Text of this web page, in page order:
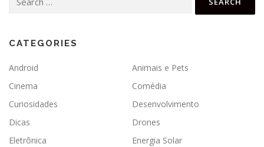
for:
CATEGORIES
Android
Animais e Pets
Cinema
Comédia
Curiosidades
Desenvolvimento
Dicas
Drones
Eletrônica
Energia Solar